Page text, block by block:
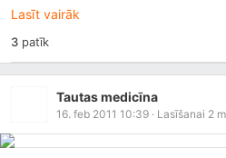
Lasīt vairāk
3patīk
Tautas medicīna
16. feb 2011 10:39 · Lasīšanai 2